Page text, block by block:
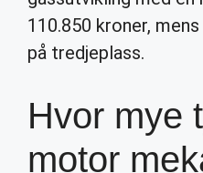
110.850 kroner,
på tredjeplass.
Hvor mye
motor